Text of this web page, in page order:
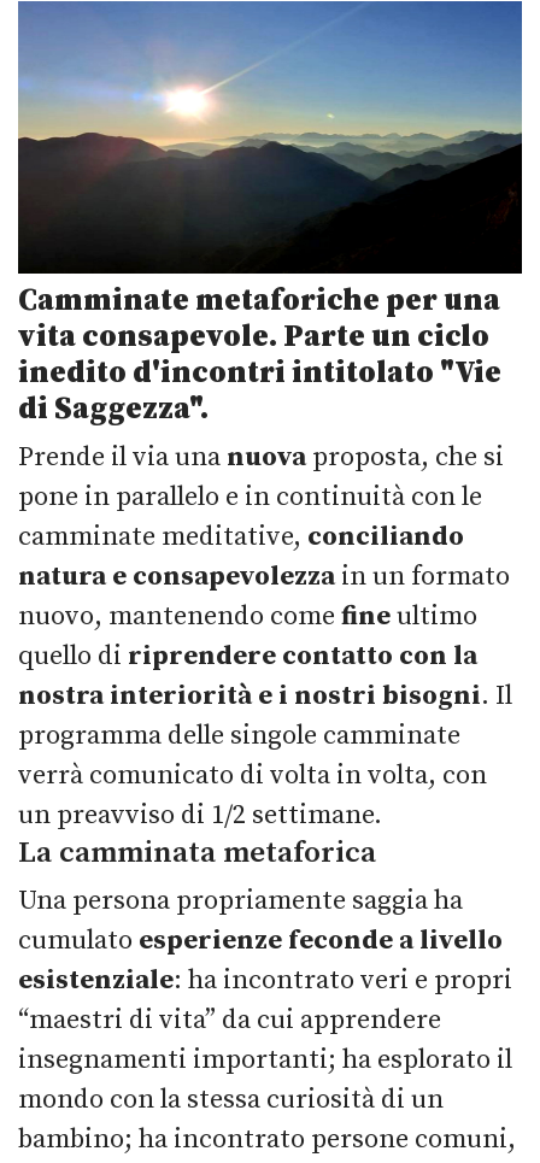
Camminate metaforiche per una
vita consapevole. Parte un ciclo
inedito d'incontriintitolato "Vie
di Saggezza".
Prende il via una nuovaproposta, che si
pone in parallelo e in continuità con le
camminate meditative, conciliando
natura e consapevolezzain un formato
nuovo, mantenendo come fineultimo
quello di riprendere contatto con la
nostra interiorità e i nostri bisogni. Il
programma delle singole camminate
verrà comunicato di volta in volta, con
un preavviso di 1/2 settimane.
La camminata metaforica
Una persona propriamente saggia ha
cumulato esperienze feconde a livello
esistenziale: ha incontrato veri e propri
“maestri di vita” da cui apprendere
insegnamenti importanti; ha esplorato il
mondo con la stessa curiosità di un
bambino; ha incontrato persone comuni,